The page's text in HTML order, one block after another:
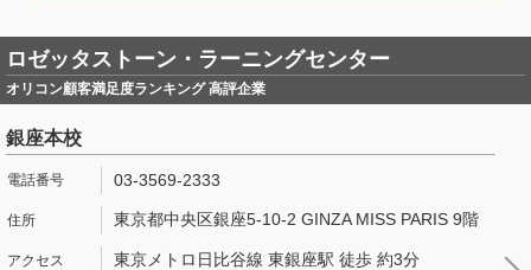
ロゼッタストーン・ラーニングセンター
オリコン顧客満足度ランキング 高評企業
銀座本校
03-3569-2333
東京都中央区銀座5-10-2 GINZA MISS PARIS 9階
東京メトロ日比谷線 東銀座駅 徒歩 約3分